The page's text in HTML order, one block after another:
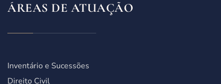
ÁREAS DE ATUAÇÃO
Inventário e Sucessões
Direito Civil